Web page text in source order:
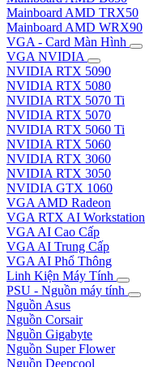
Mainboard AMD TRX50
Mainboard AMD WRX90
VGA - Card Màn Hình
VGA NVIDIA
NVIDIA RTX 5090
NVIDIA RTX 5080
NVIDIA RTX 5070 Ti
NVIDIA RTX 5070
NVIDIA RTX 5060 Ti
NVIDIA RTX 5060
NVIDIA RTX 3060
NVIDIA RTX 3050
NVIDIA GTX 1060
VGA AMD Radeon
VGA RTX AI Workstation
VGA AI Cao Cấp
VGA AI Trung Cấp
VGA AI Phổ Thông
Linh Kiện Máy Tính
PSU - Nguồn máy tính
Nguồn Asus
Nguồn Corsair
Nguồn Gigabyte
Nguồn Super Flower
Nguồn Deepcool